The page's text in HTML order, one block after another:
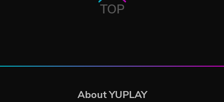
TOP
About YUPLAY